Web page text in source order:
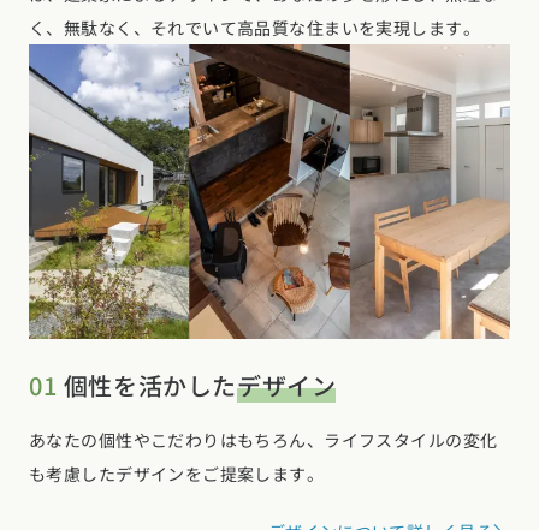
く、無駄なく、それでいて高品質な住まいを実現します。
01 個性を活かしたデザイン
あなたの個性やこだわりはもちろん、ライフスタイルの変化
も考慮したデザインをご提案します。